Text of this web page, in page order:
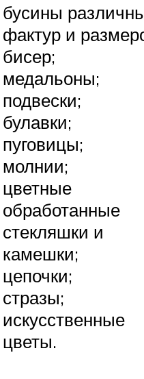
бусины
фактур и
бисер;
медальоны;
подвески;
булавки;
пуговицы;
молнии;
цветные
обработанные
стекляшки и
камешки;
цепочки;
стразы;
искусственные
цветы.